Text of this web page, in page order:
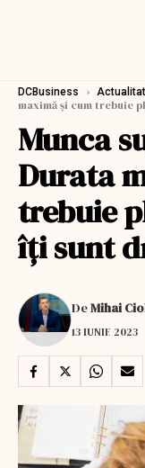
DCBusiness ›
maximă şi cum trebuie
Munca
Durata
trebuie
îţi sunt
DeMihai
13 IUNIE 2023